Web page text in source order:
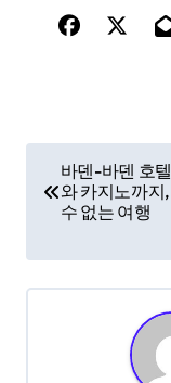
s
t
바덴-바덴 호
와 카지노까지
수 없는 여행